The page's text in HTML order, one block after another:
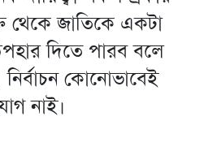
থেকে জাতিকে একটা
দিতে পারব বলে
কোনোভাবেই
নাই।